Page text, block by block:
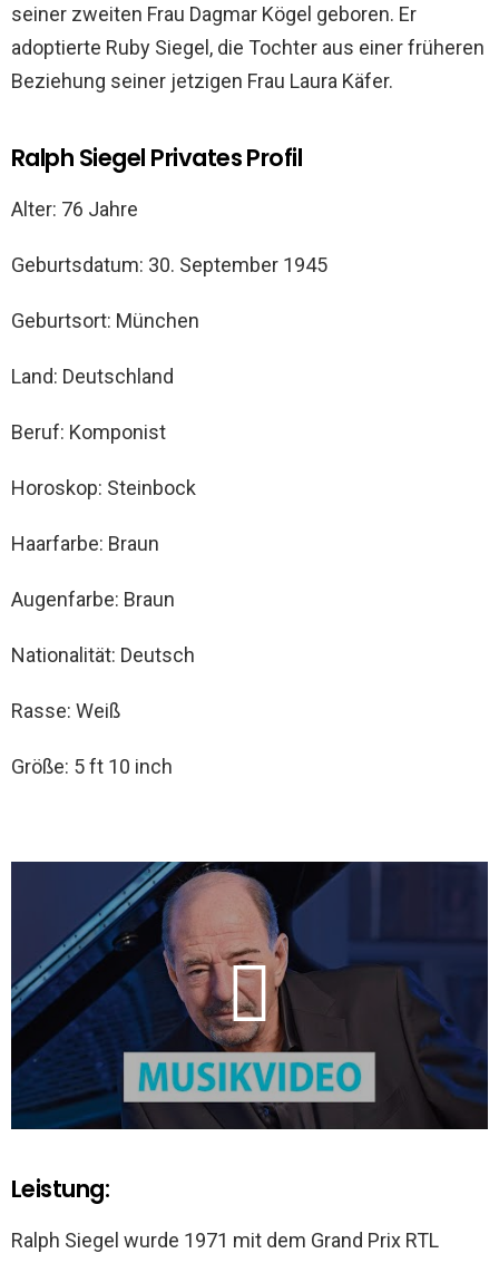
seiner zweiten Frau Dagmar Kögel geboren. Er
adoptierte Ruby Siegel, die Tochter aus einer früheren
Beziehung seiner jetzigen Frau Laura Käfer.
Ralph Siegel Privates Profil
Alter: 76 Jahre
Geburtsdatum: 30. September 1945
Geburtsort: München
Land: Deutschland
Beruf: Komponist
Horoskop: Steinbock
Haarfarbe: Braun
Augenfarbe: Braun
Nationalität: Deutsch
Rasse: Weiß
Größe: 5 ft 10 inch
Leistung:
Ralph Siegel wurde 1971 mit dem Grand Prix RTL